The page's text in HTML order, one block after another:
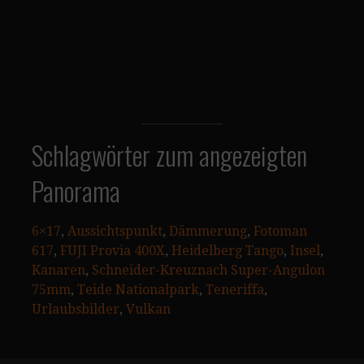
Schlagwörter zum angezeigten
Panorama
6×17, Aussichtspunkt, Dämmerung, Fotoman
617, FUJI Provia 400X, Heidelberg Tango, Insel
Kanaren, Schneider-Kreuznach Super-Angulon
75mm, Teide Nationalpark, Teneriffa
Urlaubsbilder, Vulkan